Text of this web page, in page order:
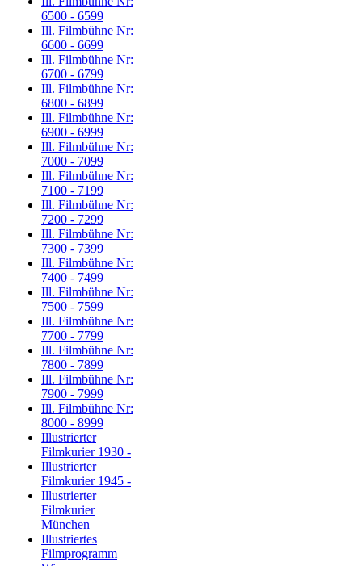
6500 - 6599
Ill. Filmbühne Nr:
6600 - 6699
Ill. Filmbühne Nr:
6700 - 6799
Ill. Filmbühne Nr:
6800 - 6899
Ill. Filmbühne Nr:
6900 - 6999
Ill. Filmbühne Nr:
7000 - 7099
Ill. Filmbühne Nr:
7100 - 7199
Ill. Filmbühne Nr:
7200 - 7299
Ill. Filmbühne Nr:
7300 - 7399
Ill. Filmbühne Nr:
7400 - 7499
Ill. Filmbühne Nr:
7500 - 7599
Ill. Filmbühne Nr:
7700 - 7799
Ill. Filmbühne Nr:
7800 - 7899
Ill. Filmbühne Nr:
7900 - 7999
Ill. Filmbühne Nr:
8000 - 8999
Illustrierter
Filmkurier 1930 -
Illustrierter
Filmkurier 1945 -
Illustrierter
Filmkurier
München
Illustriertes
Filmprogramm